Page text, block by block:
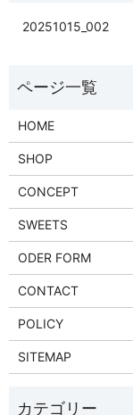
20251015_002
HOME
SHOP
CONCEPT
SWEETS
ODER FORM
CONTACT
POLICY
SITEMAP